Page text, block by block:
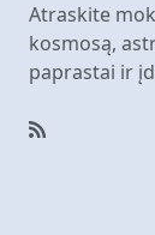
Atraskite
kosmosą,
paprastai ir